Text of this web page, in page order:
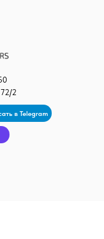
в Telegram
2